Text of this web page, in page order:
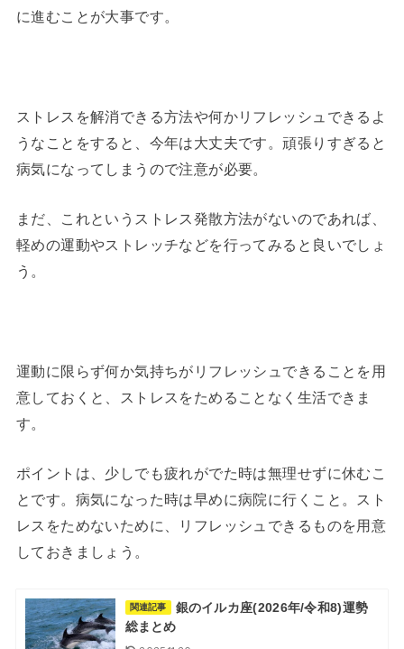
に進むことが大事です。
ストレスを解消できる方法や何かリフレッシュできるよ
うなことをすると、今年は大丈夫です。頑張りすぎると
病気になってしまうので注意が必要。
まだ、これというストレス発散方法がないのであれば、
軽めの運動やストレッチなどを行ってみると良いでしょ
う。
運動に限らず何か気持ちがリフレッシュできることを用
意しておくと、ストレスをためることなく生活できま
す。
ポイントは、少しでも疲れがでた時は無理せずに休むこ
とです。病気になった時は早めに病院に行くこと。スト
レスをためないために、リフレッシュできるものを用意
しておきましょう。
関連記事
銀のイルカ座(2026年/令和8)運勢
総まとめ